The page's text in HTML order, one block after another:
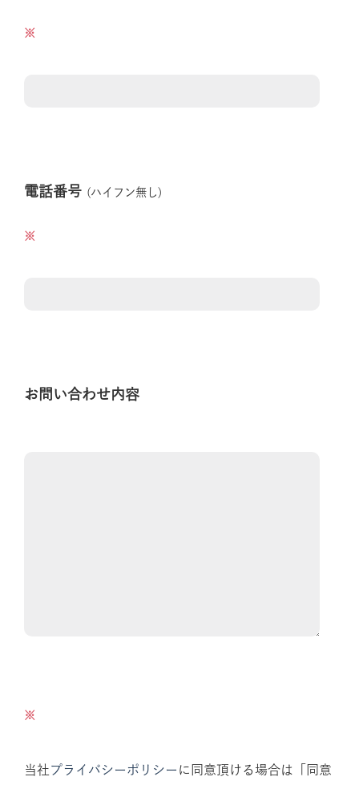
電話番号 (ハイフン無し)
お問い合わせ内容
当社プライバシーポリシー に同意頂ける場合は「同意